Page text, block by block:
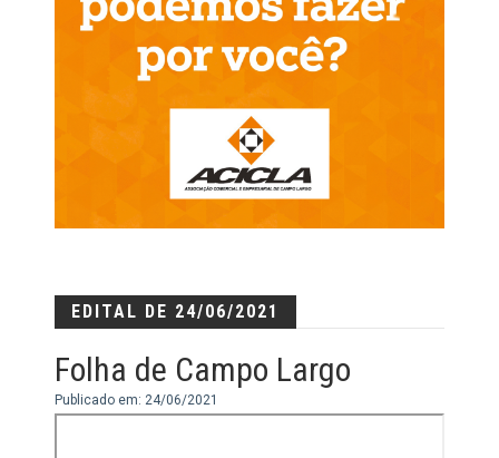
EDITAL DE 24/06/2021
Folha de Campo Largo
Publicado em: 24/06/2021